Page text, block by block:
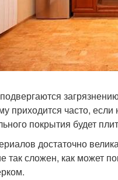
приходится часто,
покрытия будет
достаточно
так сложен, как может